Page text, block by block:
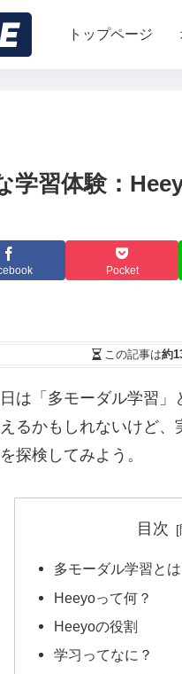
トップページ
学習体験：
Pocket
この記事は約
は「多モーダル学習
るかもしれないけど
探検してみよう。
目次
多モーダル学習とは
Heeyoって何？
Heeyoの役割
学习ってなに？